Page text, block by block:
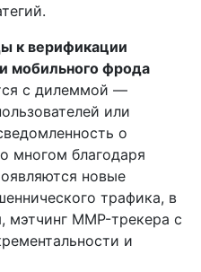
к верификации
мобильного фрода
с дилеммой —
или
о
многом благодаря
новые
трафика, в
мэтчинг MMP-трекера с
и